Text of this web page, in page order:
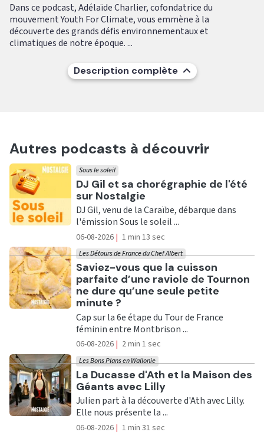
Dans ce podcast, Adélaïde Charlier, cofondatrice du
mouvement Youth For Climate, vous emmène à la
découverte des grands défis environnementaux et
climatiques de notre époque. ...
Description complète
Autres podcasts à découvrir
Ecouter
DJ Gil et sa chorégraphie de l'été
sur Nostalgie
Sous le soleil
DJ Gil, venu de la Caraïbe, débarque dans
l'émission Sous le soleil ...
06-08-2026 | 1 min 13 sec
Ecouter
Saviez-vous que la cuisson
parfaite d’une raviole de Tournon
ne dure qu’une seule petite
minute ?
Les Détours de France du Chef Albert
Cap sur la 6e étape du Tour de France
féminin entre Montbrison ...
06-08-2026 | 2 min 1 sec
Ecouter
La Ducasse d'Ath et la Maison des
Géants avec Lilly
Les Bons Plans en Wallonie
Julien part à la découverte d'Ath avec Lilly.
Elle nous présente la ...
06-08-2026 | 1 min 31 sec